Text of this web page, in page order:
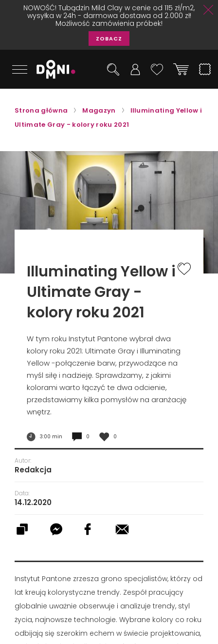
NOWOŚĆ! Tubądzin Mild Clay w cenie od 115 zł/m2,
wysyłka w 24h - darmowa dostawa od 2.000 zł!
Możliwość zamówienia próbek!
ZOBACZ
Strona główna Magazyn
Illuminating Yellow i
Ultimate Gray - kolory roku 2021
Illuminating Yellow i
Ultimate Gray -
kolory roku 2021
W tym roku Instytut Pantone wybrał dwa
kolory roku 2021: Ultimate Gray i Illuminating
Yellow -połączenie barw, przywodzące na
myśl siłę i nadzieję. Sprawdzamy, z jakimi
kolorami warto łączyć te dwa odcienie,
przedstawiamy kilka pomysłów na aranżację
wnętrz.
3:00 min 0 0
Instytut Pantone zrzesza grono specjalistów, którzy od
lat kreują kolorystyczne trendy. Zespół pracujący
globalnie uważnie obserwuje i analizuje trendy, styl
życia, najnowsze technologie. Wybrane kolory co roku
odbijają się szerokim echem w świecie projektowania,
Autor:
Redakcja
Data:
14.12.2020